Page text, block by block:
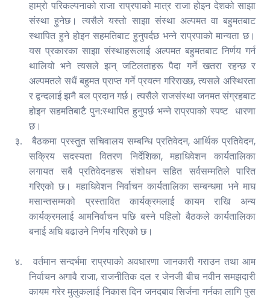
हाम्रो परिकल्पनाको राजा राप्रपाको मात्र राजा होइन देशको साझा
संस्था हुनेछ। त्यसैले यस्तो साझा संस्था अल्पमत वा बहुमतबाट
स्थापित हुने होइन सहमतिबाट हुनुपर्दछ भन्ने राप्रपाको मान्यता छ।
यस प्रकारका साझा संस्थाहरूलाई अल्पमत बहुमतबाट निर्णय गर्न
थालियो भने त्यसले झन् जटिलताहरू पैदा गर्ने खतरा रहन्छ र
अल्पमतले सधैं बहुमत प्राप्त गर्ने प्रयत्न गरिराख्छ, त्यसले अस्थिरता
र द्वन्दलाई झनै बल प्रदान गर्छ। त्यसैले राजसंस्था जनमत संग्रहबाट
होइन सहमतिबाटै पुन:स्थापित हुनुपर्छ भन्ने राप्रपाको स्पष्ट
धारणा
छ।
३.
बैठकमा प्रस्तुत सचिवालय सम्बन्धि प्रतिवेदन, आर्थिक प्रतिवेदन,
सक्रिय सदस्यता वितरण निर्देशिका,महाधिवेशन कार्यतालिका
लगायत सबै प्रतिवेदनहरू संशोधन सहित सर्वसम्मतिले पारित
गरिएको छ। महाधिवेशन निर्वाचन कार्यतालिका सम्बन्धमा भने माघ
मसान्तसम्मको प्रस्तावित कार्यक्रमलाई कायम राखि अन्य
कार्यक्रमलाई आमनिर्वाचन पछि बस्ने पहिलो बैठकले कार्यतालिका
बनाई अघि बढाउने निर्णय गरिएको छ।
४.
वर्तमान सन्दर्भमा राप्रपाको अवधारणा जानकारी गराउन तथा आम
निर्वाचन अगावै राजा,राजनीतिक दल र जेनजी बीच नवीन समझदारी
कायम गरेर मुलुकलाई निकास दिन जनदबाव सिर्जना गर्नका लागि पुस